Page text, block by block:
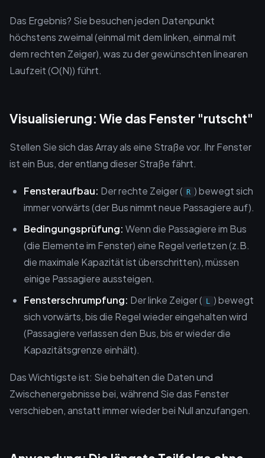
Das Ergebnis? Sie besuchen jeden Datenpunkt
höchstens zweimal (einmal mit dem linken, einmal mit
dem rechten Zeiger), was zu der gewünschten linearen
Laufzeit (O(N)) führt.
Visualisierung: Wie das Fenster "rutscht"
Stellen Sie sich das Array als eine Straße vor. Ihr Fenster
ist ein Bus, der entlang dieser Straße fährt.
Fensteraufbau: Der rechte Zeiger ( R ) bewegt sich
immer vorwärts (der Bus nimmt neue Passagiere auf).
Bedingungsprüfung: Wenn die Passagiere im Bus
(die Elemente im Fenster) eine Regel verletzen (z.B.
die maximale Kapazität ist überschritten), müssen
einige Passagiere aussteigen.
Fensterschrumpfung: Der linke Zeiger ( L ) bewegt
sich vorwärts, bis die Regel wieder eingehalten wird
(Passagiere verlassen den Bus, bis er wieder die
Kapazitätsgrenze einhält).
Das Wichtigste ist: Sie behalten die Daten und
Zwischenergebnisse bei, während Sie das Fenster
verschieben, anstatt immer wieder bei Null anzufangen.